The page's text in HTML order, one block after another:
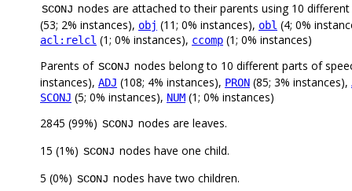
SCONJ nodes are attached to their parents using 10
(53; 2% instances), obj (11; 0% instances), obl (4; 0%
acl:relcl (1; 0% instances), ccomp (1; 0% instances)
Parents of SCONJ nodes belong to 10 different parts of
instances), ADJ (108; 4% instances), PRON (85; 3% instances),
SCONJ (5; 0% instances), NUM (1; 0% instances)
2845 (99%) SCONJ nodes are leaves.
15 (1%) SCONJ nodes have one child.
5 (0%) SCONJ nodes have two children.